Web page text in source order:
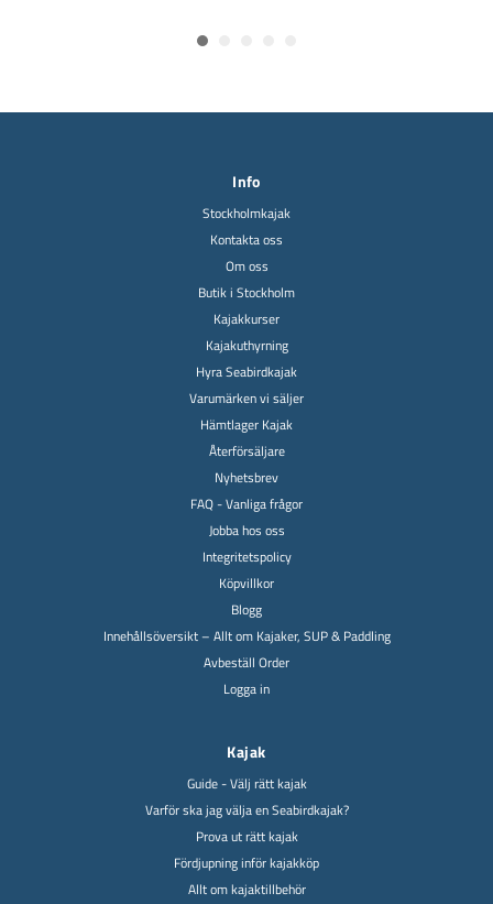
Info
Stockholmkajak
Kontakta oss
Om oss
Butik i Stockholm
Kajakkurser
Kajakuthyrning
Hyra Seabirdkajak
Varumärken vi säljer
Hämtlager Kajak
Återförsäljare
Nyhetsbrev
FAQ - Vanliga frågor
Jobba hos oss
Integritetspolicy
Köpvillkor
Blogg
Innehållsöversikt – Allt om Kajaker, SUP & Paddling
Avbeställ Order
Logga in
Kajak
Guide - Välj rätt kajak
Varför ska jag välja en Seabirdkajak?
Prova ut rätt kajak
Fördjupning inför kajakköp
Allt om kajaktillbehör